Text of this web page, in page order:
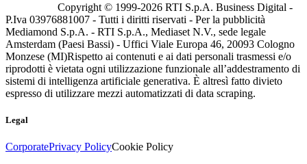
Copyright © 1999-2026 RTI S.p.A. Business Digital -
P.Iva 03976881007 - Tutti i diritti riservati - Per la pubblicità
Mediamond S.p.A. - RTI S.p.A., Mediaset N.V., sede legale
Amsterdam (Paesi Bassi) - Uffici Viale Europa 46, 20093 Cologno
Monzese (MI)Rispetto ai contenuti e ai dati personali trasmessi e/o
riprodotti è vietata ogni utilizzazione funzionale all’addestramento di
sistemi di intelligenza artificiale generativa. È altresì fatto divieto
espresso di utilizzare mezzi automatizzati di data scraping.
Legal
CorporatePrivacy PolicyCookie Policy